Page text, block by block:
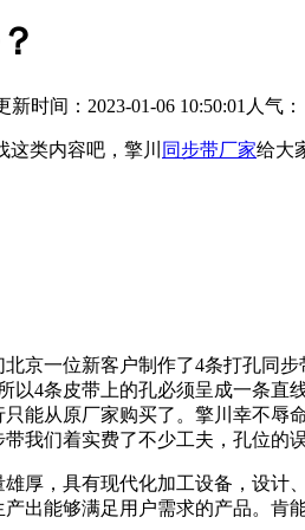
时间：2023-01-06 10:50:01 人气：
类内容吧，擎川 同步带厂家给大
京一位新客户制作了4条打孔同
以4条皮带上的孔必须呈成一条直
能从原厂家购买了。擎川幸不
我们着实费了不少工夫，孔位的误
厚，具有现代化加工设备，设
出能够满足用户需求的产品。